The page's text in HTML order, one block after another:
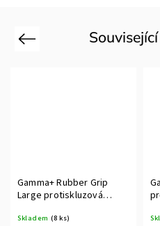
Previous
Gamma+ Rubber Grip
Large protiskluzová
Skladem (8 ks)